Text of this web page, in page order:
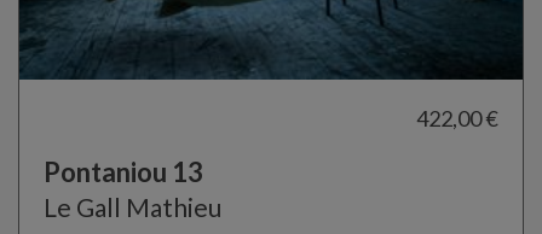
422,00 €
Pontaniou 13
Le Gall Mathieu